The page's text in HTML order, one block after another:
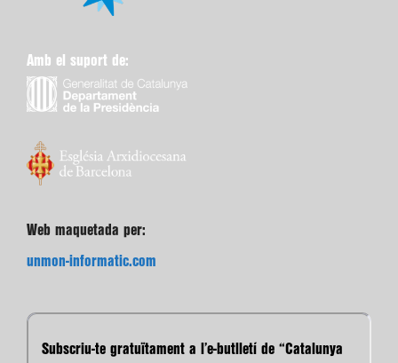
Amb el suport de:
Web maquetada per:
unmon-informatic.com
Subscriu-te gratuïtament a l’e-butlletí de “Catalunya